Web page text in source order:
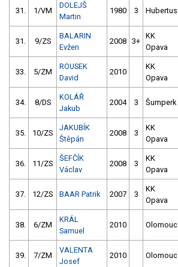
31. 1/VM
DOLEJŠ
Martin
1980 3 Hubertus
31. 9/ZS
BALARIN
Evžen
2008 3+
KK
Opava
33. 5/ZM
ROUSEK
David
2010
KK
Opava
34. 8/DS
KOLÁŘ
Jakub
2004 3 Šumperk
35. 10/ZS
JAKUBÍK
Štěpán
2008 3
KK
Opava
36. 11/ZS
ŠEFČÍK
Václav
2008 3
KK
Opava
37. 12/ZS BAAR Patrik 2007 3
KK
Opava
38. 6/ZM
KRÁL
Samuel
2010 Olomouc
39. 7/ZM
VALENTA
Josef
2010 Olomouc